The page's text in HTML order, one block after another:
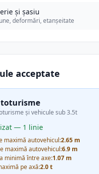
și șasiu
deformări, etanșeitate
acceptate
și vehicule sub 3.5t
— 1 linie
maximă autovehicul:2.65 m
maximă autovehicul:6.9 m
minimă între axe:1.07 m
pe axă:2.0 t